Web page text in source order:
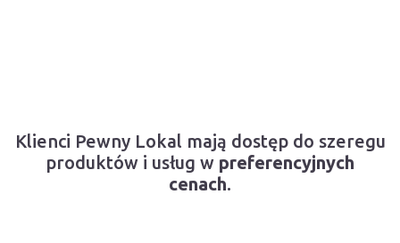
Klienci Pewny Lokal mają dostęp do szeregu
produktów i usług w preferencyjnych
cenach.